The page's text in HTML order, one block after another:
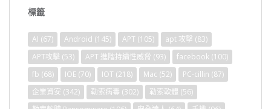
標籤
AI (67) Android (145) APT (105) apt 攻擊 (83)
APT攻擊 (53) APT 進階持續性威脅 (93) facebook (100)
fb (68) IOE (70) IOT (218) Mac (52) PC-cillin (87)
企業資安 (342) 勒索病毒 (302) 勒索軟體 (56)